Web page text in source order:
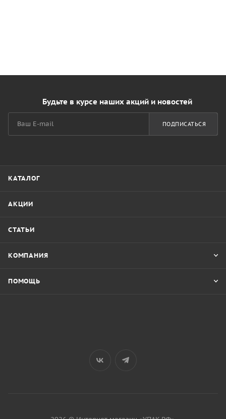
Будьте в курсе наших акций и новостей
ПОДПИСАТЬСЯ
КАТАЛОГ
АКЦИИ
СТАТЬИ
КОМПАНИЯ
ПОМОЩЬ